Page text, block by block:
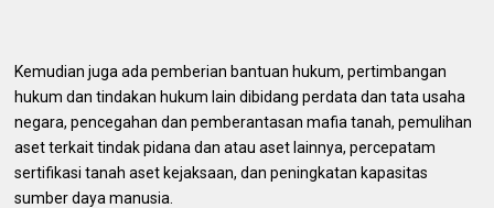
Kemudian juga ada pemberian bantuan hukum, pertimbangan
hukum dan tindakan hukum lain dibidang perdata dan tata usaha
negara, pencegahan dan pemberantasan mafia tanah, pemulihan
aset terkait tindak pidana dan atau aset lainnya, percepatam
sertifikasi tanah aset kejaksaan, dan peningkatan kapasitas
sumber daya manusia.